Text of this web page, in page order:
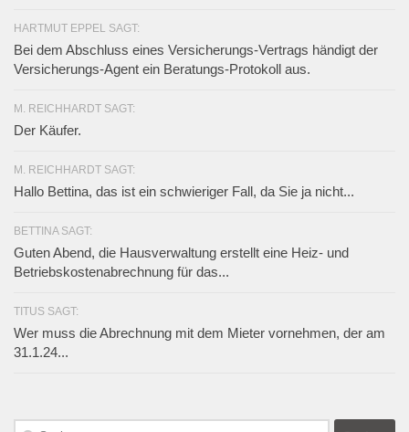
HARTMUT EPPEL SAGT:
Bei dem Abschluss eines Versicherungs-Vertrags händigt der
Versicherungs-Agent ein Beratungs-Protokoll aus.
M. REICHHARDT SAGT:
Der Käufer.
M. REICHHARDT SAGT:
Hallo Bettina, das ist ein schwieriger Fall, da Sie ja nicht...
BETTINA SAGT:
Guten Abend, die Hausverwaltung erstellt eine Heiz- und
Betriebskostenabrechnung für das...
TITUS SAGT:
Wer muss die Abrechnung mit dem Mieter vornehmen, der am
31.1.24...